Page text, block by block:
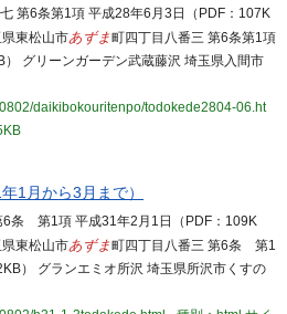
第6条第1項 平成28年6月3日（PDF：107K
東松山市あずま町四丁目八番三 第6条第1項
グリーンガーデン武蔵藤沢 埼玉県入間市
daikibokouritenpo/todokede2804-06.ht
1月から3月まで）
6条 第1項 平成31年2月1日（PDF：109K
東松山市あずま町四丁目八番三 第6条 第1
） グランエミオ所沢 埼玉県所沢市くすの